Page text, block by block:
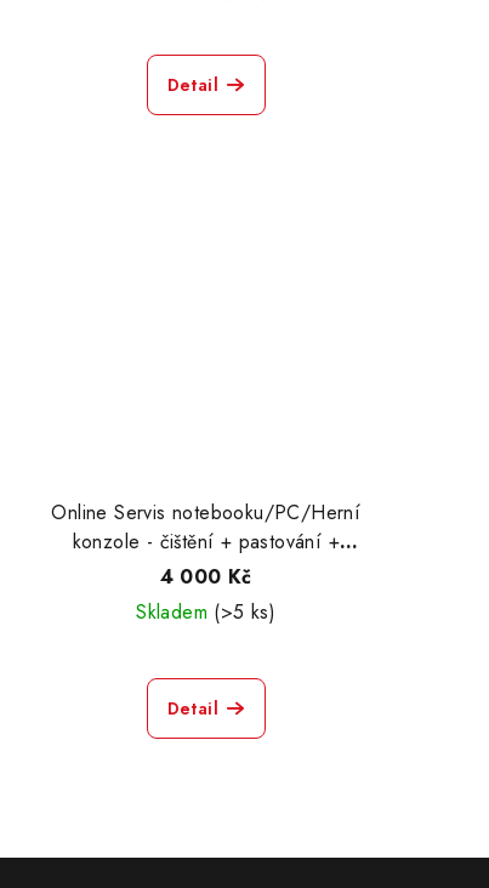
Detail
Online Servis notebooku/PC/Herní
konzole - čištění + pastování +
přeinstalace
4 000 Kč
Skladem (>5 ks)
Detail